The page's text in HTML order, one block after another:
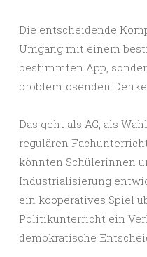
Die entscheidende
Umgang mit einem
bestimmten App,
problemlösenden
Das geht als AG, als
regulären
könnten Schülerinnen
Industrialisierung
ein kooperatives Spiel
Politikunterricht ein
demokratische